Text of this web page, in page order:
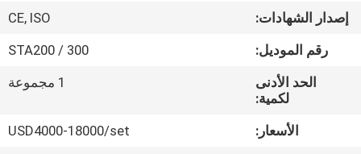
عنا
جولة
المعمل
إصدار الشهادات:
CE, ISO
رقم الموديل:
STA200 / 300
الحد الأدنى
لكمية:
1 مجموعة
الأسعار:
USD4000-18000/set